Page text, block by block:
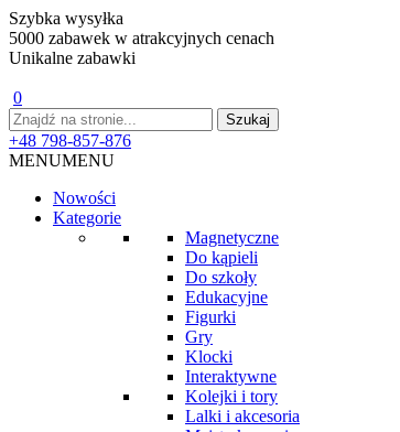
Szybka wysyłka
5000 zabawek w atrakcyjnych cenach
Unikalne zabawki
0
+48 798-857-876
MENUMENU
Nowości
Kategorie
Magnetyczne
Do kąpieli
Do szkoły
Edukacyjne
Figurki
Gry
Klocki
Interaktywne
Kolejki i tory
Lalki i akcesoria